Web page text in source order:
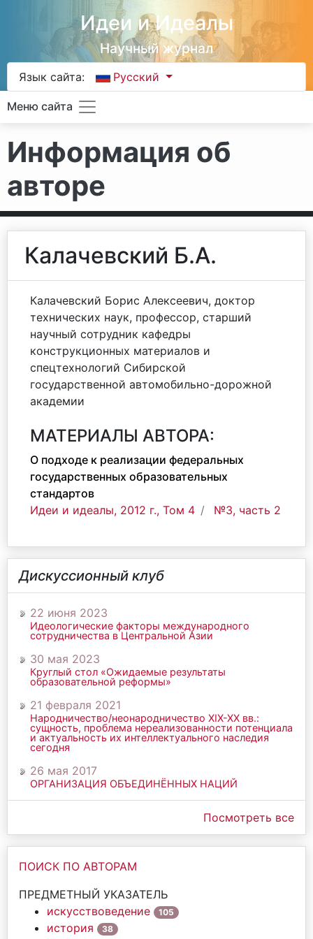
Идеи и Идеалы
Научный журнал
Язык сайта: Русский
Меню сайта
Информация об
авторе
Калачевский Б.А.
Калачевский Борис Алексеевич, доктор
технических наук, профессор, старший
научный сотрудник кафедры
конструкционных материалов и
спецтехнологий Сибирской
государственной автомобильно-дорожной
академии
МАТЕРИАЛЫ АВТОРА:
О подходе к реализации федеральных
государственных образовательных
стандартов
Идеи и идеалы, 2012 г., Том 4
№3, часть 2
Дискуссионный клуб
22 июня 2023
Идеологические факторы международного
сотрудничества в Центральной Азии
30 мая 2023
Круглый стол «Ожидаемые результаты
образовательной реформы»
21 февраля 2021
Народничество/неонародничество ХIХ-ХХ вв.:
сущность, проблема нереализованности потенциала
и актуальность их интеллектуального наследия
сегодня
26 мая 2017
ОРГАНИЗАЦИЯ ОБЪЕДИНЁННЫХ НАЦИЙ
Посмотреть все
ПОИСК ПО АВТОРАМ
ПРЕДМЕТНЫЙ УКАЗАТЕЛЬ
искусствоведение
105
история 38